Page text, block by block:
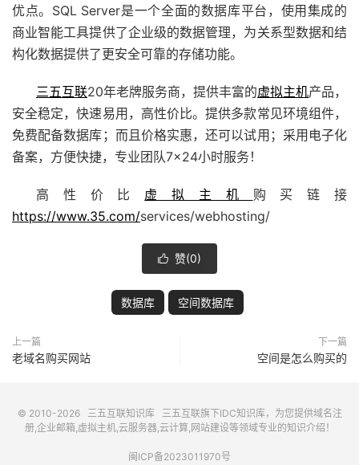
优点。SQL Server是一个全面的数据库平台，使用集成的
商业智能工具提供了企业级的数据管理，为关系型数据和结
构化数据提供了更安全可靠的存储功能。
三五互联20年老牌服务商，提供丰富的虚拟主机产品，
安全稳定，快速易用，高性价比。提供多款常见环境组件，
免费配备数据库；而且价格实惠，还可以试用；采用电子化
备案，方便快捷，专业团队7×24小时服务！
高性价比 虚拟主机 购买链接
https://www.35.com/services/webhosting/
 赞(0)
数据库 空间数据库
上一篇
老域名购买网站
下一篇
空间是怎么购买的
© 2010-2026 三五互联知识库 三五互联旗下IDC知识库，为您提供域名注
册,企业邮箱,虚拟主机,云服务器,云计算,网站建设等领域专业的知识介绍！
闽ICP备2023011970号